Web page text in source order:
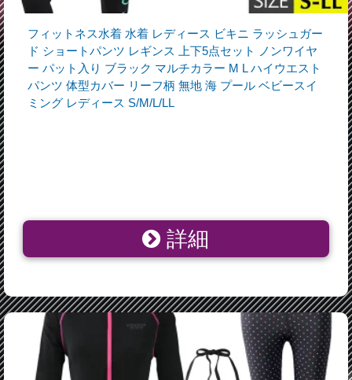
フィットネス水着 水着 レディース ビキニ ラッシュガー
ド ショートパンツ レギンス 上下5点セット ノンワイヤ
ー パット入り ブラック マルチカラー M L ハイウエスト
パンツ 体型カバー リーフ柄 無地 海 プール ベビースイ
ミング レディース S/M/L/LL
詳細